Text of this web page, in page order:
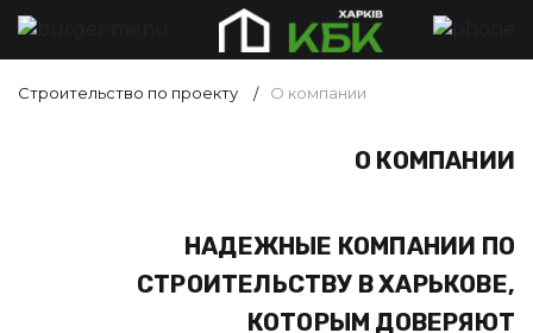
Строительство по проекту О компании
О КОМПАНИИ
НАДЕЖНЫЕ КОМПАНИИ ПО
СТРОИТЕЛЬСТВУ В ХАРЬКОВЕ,
КОТОРЫМ ДОВЕРЯЮТ